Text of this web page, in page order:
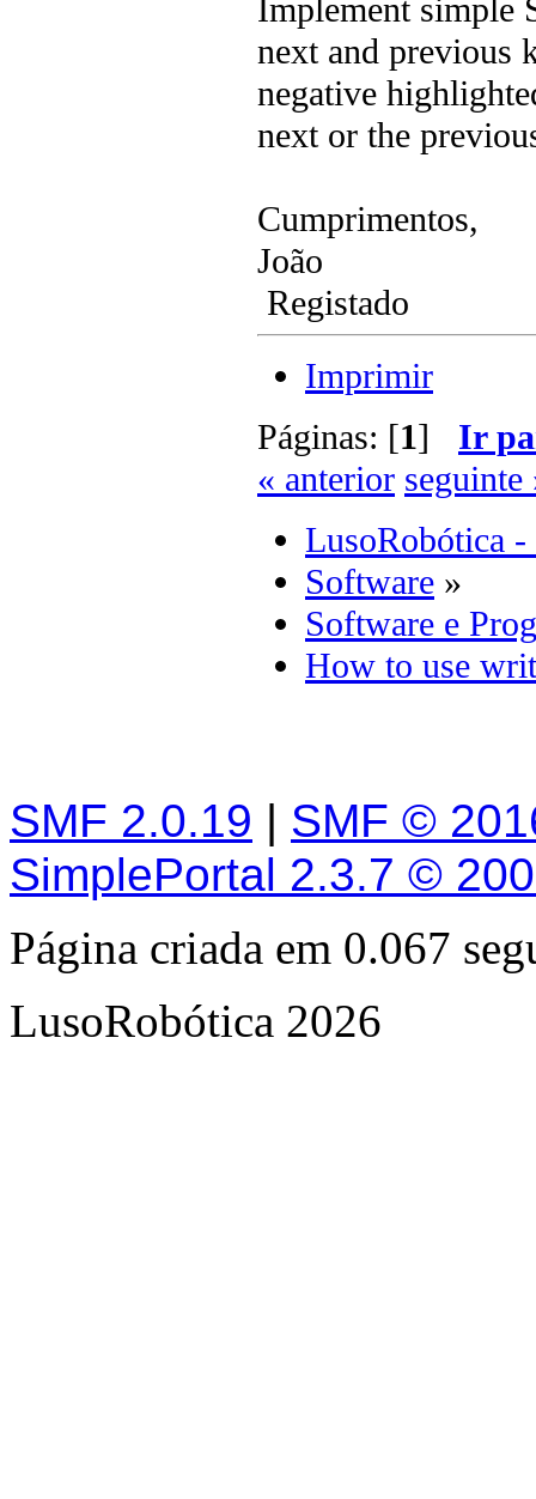
Implement simple
next and previous
negative
next or the
Cumprimentos,
João
Registado
Imprimir
Páginas: [1] Ir
« anterior seguinte
LusoRobótica -
Software »
Software e
How to use
SMF 2.0.19 | SMF ©
SimplePortal 2.3.7 ©
Página criada em 0.067
LusoRobótica 2026